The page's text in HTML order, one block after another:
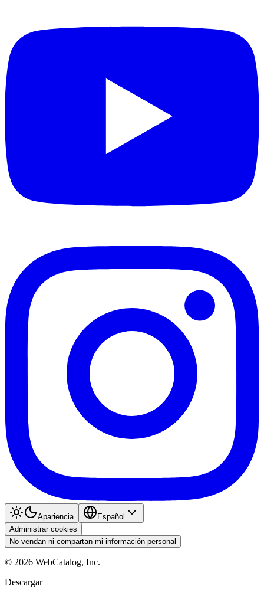
Apariencia
Español
Administrar cookies
No vendan ni compartan mi información personal
© 2026 WebCatalog, Inc.
Descargar